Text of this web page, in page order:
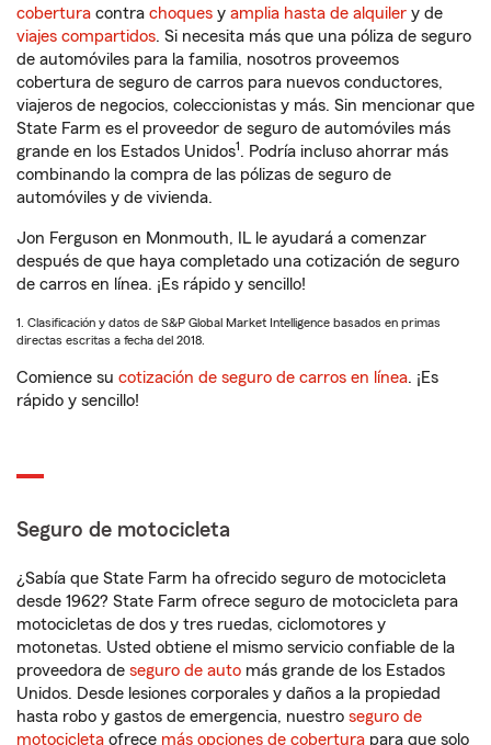
cobertura contra choques y amplia hasta de alquiler y de
viajes compartidos. Si necesita más que una póliza de seguro
de automóviles para la familia, nosotros proveemos
cobertura de seguro de carros para nuevos conductores,
viajeros de negocios, coleccionistas y más. Sin mencionar que
State Farm es el proveedor de seguro de automóviles más
grande en los Estados Unidos1. Podría incluso ahorrar más
combinando la compra de las pólizas de seguro de
automóviles y de vivienda.
Jon Ferguson en Monmouth, IL le ayudará a comenzar
después de que haya completado una cotización de seguro
de carros en línea. ¡Es rápido y sencillo!
1. Clasificación y datos de S&P Global Market Intelligence basados en primas
directas escritas a fecha del 2018.
Comience su cotización de seguro de carros en línea. ¡Es
rápido y sencillo!
Seguro de motocicleta
¿Sabía que State Farm ha ofrecido seguro de motocicleta
desde 1962? State Farm ofrece seguro de motocicleta para
motocicletas de dos y tres ruedas, ciclomotores y
motonetas. Usted obtiene el mismo servicio confiable de la
proveedora de seguro de auto más grande de los Estados
Unidos. Desde lesiones corporales y daños a la propiedad
hasta robo y gastos de emergencia, nuestro seguro de
motocicleta ofrece más opciones de cobertura para que solo